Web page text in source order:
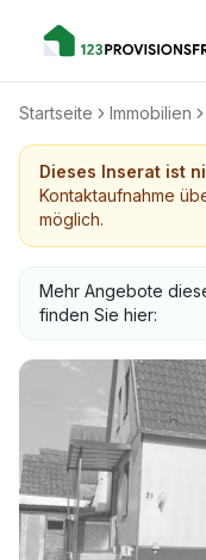
Startseite Immobilien
Dieses Inserat ist
Kontaktaufnahme
möglich.
Mehr Angebote
finden Sie hier: